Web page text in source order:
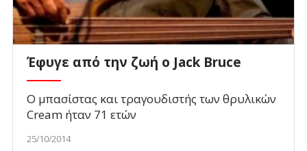
Έφυγε από την ζωή ο Jack Bruce
Ο μπασίστας και τραγουδιστής των θρυλικών
Cream ήταν 71 ετών
25/10/2014